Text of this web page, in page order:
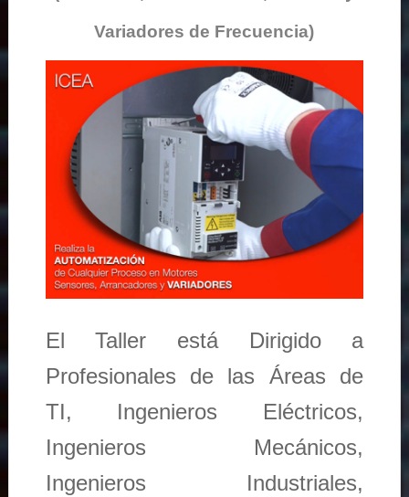
Variadores de Frecuencia)
El Taller está Dirigido a
Profesionales de las Áreas de
TI, Ingenieros Eléctricos,
Ingenieros Mecánicos,
Ingenieros Industriales,